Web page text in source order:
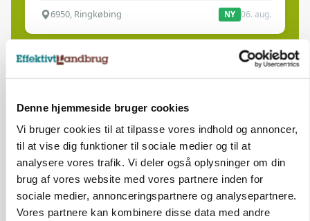
Denne hjemmeside bruger cookies
Vi bruger cookies til at tilpasse vores indhold og annoncer,
til at vise dig funktioner til sociale medier og til at
analysere vores trafik. Vi deler også oplysninger om din
brug af vores website med vores partnere inden for
sociale medier, annonceringspartnere og analysepartnere.
Vores partnere kan kombinere disse data med andre
6950, Ringkøbing NY 06. aug.
Rørlægger / håndmand søges til
dræn/entreprenørarbejde.
Anlæg Kloak
4690, Haslev 06. aug.
Lastbilchauffør søges til Henrik Haves
Maskinstation